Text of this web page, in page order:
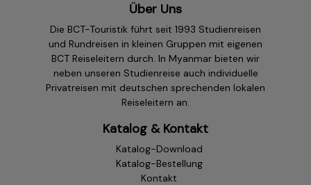
Über Uns
Die BCT-Touristik führt seit 1993 Studienreisen
und Rundreisen in kleinen Gruppen mit eigenen
BCT Reiseleitern durch. In Myanmar bieten wir
neben unseren Studienreise auch individuelle
Privatreisen mit deutschen sprechenden lokalen
Reiseleitern an.
Katalog & Kontakt
Katalog-Download
Katalog-Bestellung
Kontakt